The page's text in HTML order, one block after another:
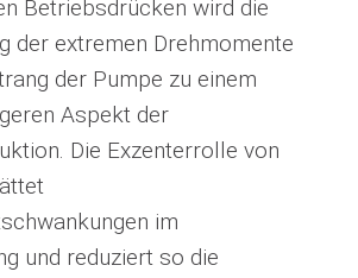
Betriebsdrücken wird die
der extremen Drehmomente
der Pumpe zu einem
Aspekt der
Die Exzenterrolle von
im
und reduziert so die